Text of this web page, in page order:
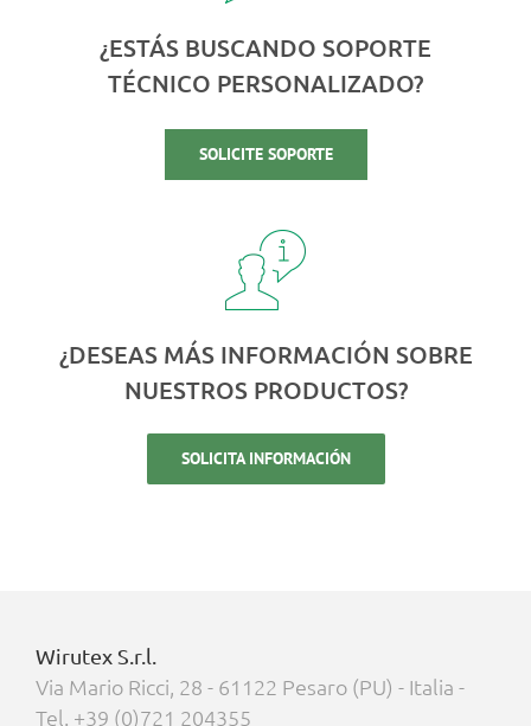
¿ESTÁS BUSCANDO SOPORTE
TÉCNICO PERSONALIZADO?
SOLICITE SOPORTE
¿DESEAS MÁS INFORMACIÓN SOBRE
NUESTROS PRODUCTOS?
SOLICITA INFORMACIÓN
Wirutex S.r.l.
Via Mario Ricci, 28 - 61122 Pesaro (PU) - Italia -
Tel. +39 (0)721 204355